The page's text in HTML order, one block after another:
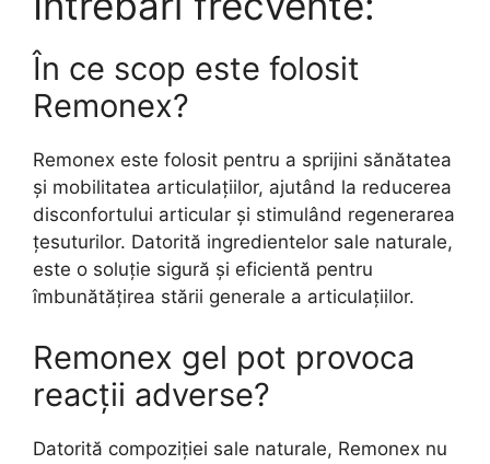
În ce scop este folosit
Remonex?
Remonex este folosit pentru a sprijini sănătatea
și mobilitatea articulațiilor, ajutând la reducerea
disconfortului articular și stimulând regenerarea
țesuturilor. Datorită ingredientelor sale naturale,
este o soluție sigură și eficientă pentru
îmbunătățirea stării generale a articulațiilor.
Remonex gel pot provoca
reacții adverse?
Datorită compoziției sale naturale, Remonex nu